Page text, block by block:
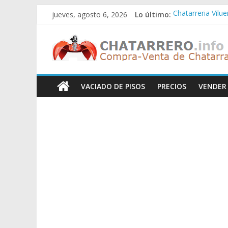
Saltar
contenido
jueves, agosto 6, 2026 Lo último: Chatarreria
Chatarreria
Chatarreria
Chatarreros
–
Precio
VACIADO DE PISOS PRECIOS